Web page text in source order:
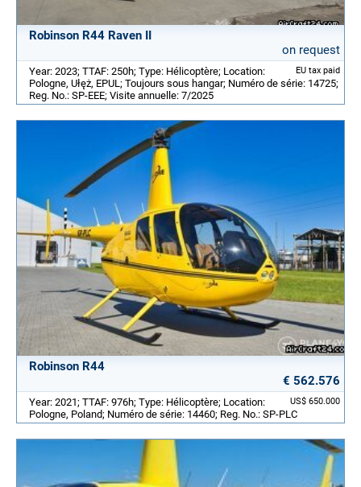
Robinson R44 Raven II
on request
EU tax paid
Year: 2023; TTAF: 250h; Type: Hélicoptère; Location:
Pologne, Ułęż, EPUL; Toujours sous hangar; Numéro de série: 14725;
Reg. No.: SP-EEE; Visite annuelle: 7/2025
Robinson R44
€ 562.576
US$ 650.000
Year: 2021; TTAF: 976h; Type: Hélicoptère; Location:
Pologne, Poland; Numéro de série: 14460; Reg. No.: SP-PLC